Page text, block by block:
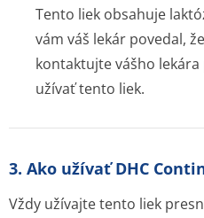
Tento liek obsahuje
vám váš lekár povedal,
kontaktujte vášho
užívať tento liek.
3. Ako užívať DHC
Vždy užívajte tento liek